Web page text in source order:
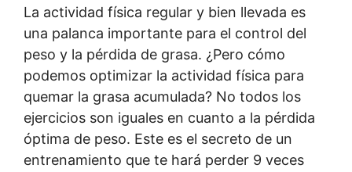
La actividad física regular y bien llevada es
una palanca importante para el control del
peso y la pérdida de grasa. ¿Pero cómo
podemos optimizar la actividad física para
quemar la grasa acumulada? No todos los
ejercicios son iguales en cuanto a la pérdida
óptima de peso. Este es el secreto de un
entrenamiento que te hará perder 9 veces